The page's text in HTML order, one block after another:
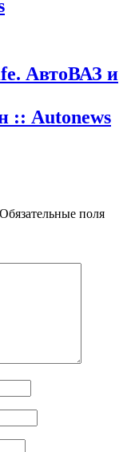
АвтоВАЗ и
:: Autonews
Обязательные поля